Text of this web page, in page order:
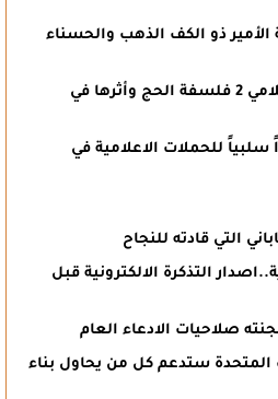
ذو الكف الذهب والحسناء
· التجديد في الخطاب الإسلامي 2 فلسفة الحج وأثرها في
للحملات الاعلامية في
التي قادته للنجاح
التذكرة الالكترونية قبل
صلاحيات الادعاء العام
المتحدة ستدعم كل من يحاول بناء